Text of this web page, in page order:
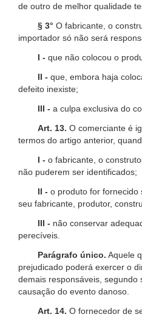
de outro de melhor qualidade
§ 3° O fabricante, o
importador só não será
I - que não colocou o
II - que, embora haja
defeito inexiste;
III - a culpa exclusiva do
Art. 13. O comerciante é
termos do artigo anterior,
I - o fabricante, o
não puderem ser identificados;
II - o produto for fornecido
seu fabricante, produtor,
III - não conservar
perecíveis.
Parágrafo único. Aquele
prejudicado poderá exercer o
demais responsáveis, segundo
causação do evento danoso.
Art. 14. O fornecedor de